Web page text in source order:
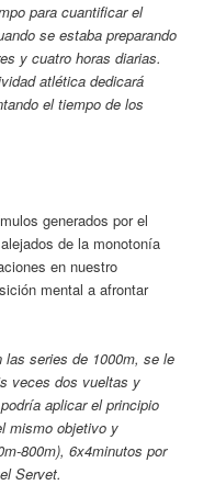
para cuantificar el
se estaba preparando
y cuatro horas diarias.
atlética dedicará
el tiempo de los
generados por el
de la monotonía
en nuestro
mental a afrontar
series de 1000m, se le
veces dos vueltas y
aplicar el principio
mismo objetivo y
800m), 6x4minutos por
Servet.